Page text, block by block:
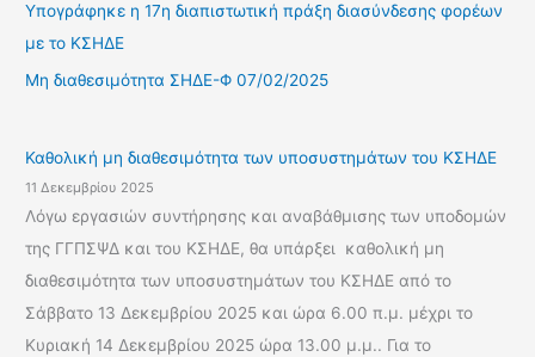
η
γ
α
:
Υπογράφηκε η 17η διαπιστωτική πράξη διασύνδεσης φορέων
με το ΚΣΗΔΕ
Μη διαθεσιμότητα ΣΗΔΕ-Φ 07/02/2025
Καθολική μη διαθεσιμότητα των υποσυστημάτων του ΚΣΗΔΕ
11 Δεκεμβρίου 2025
Λόγω εργασιών συντήρησης και αναβάθμισης των υποδομών
της ΓΓΠΣΨΔ και του ΚΣΗΔΕ, θα υπάρξει καθολική μη
διαθεσιμότητα των υποσυστημάτων του ΚΣΗΔΕ από το
Σάββατο 13 Δεκεμβρίου 2025 και ώρα 6.00 π.μ. μέχρι το
Κυριακή 14 Δεκεμβρίου 2025 ώρα 13.00 μ.μ.. Για το